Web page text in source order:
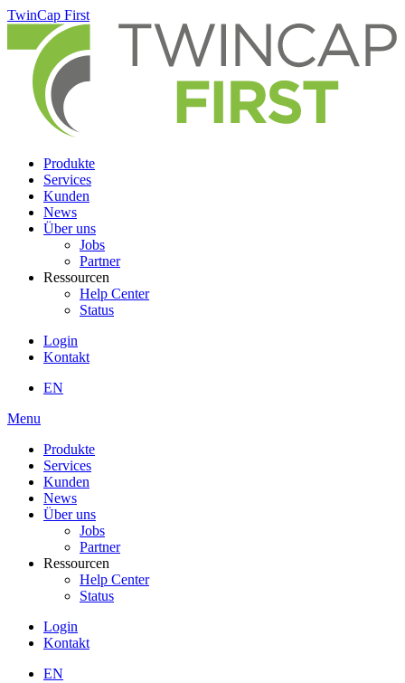
Skip
main
content
TwinCap First
Produkte
Services
Kunden
News
Über uns
Jobs
Partner
Ressourcen
Help Center
Status
Login
Kontakt
EN
Menu
Produkte
Services
Kunden
News
Über uns
Jobs
Partner
Ressourcen
Help Center
Status
Login
Kontakt
EN